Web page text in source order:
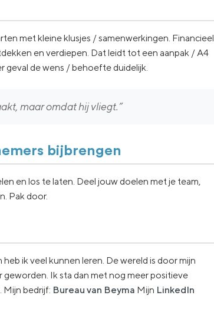
met kleine klusjes / samenwerkingen. Financieel
en verdiepen. Dat leidt tot een aanpak / A4
geval de wens / behoefte duidelijk.
maar omdat hij vliegt.”
bijbrengen
en los te laten. Deel jouw doelen met je team,
Pak door.
ik veel kunnen leren. De wereld is door mijn
Ik sta dan met nog meer positieve
Mijn bedrijf: Bureau van Beyma Mijn LinkedIn